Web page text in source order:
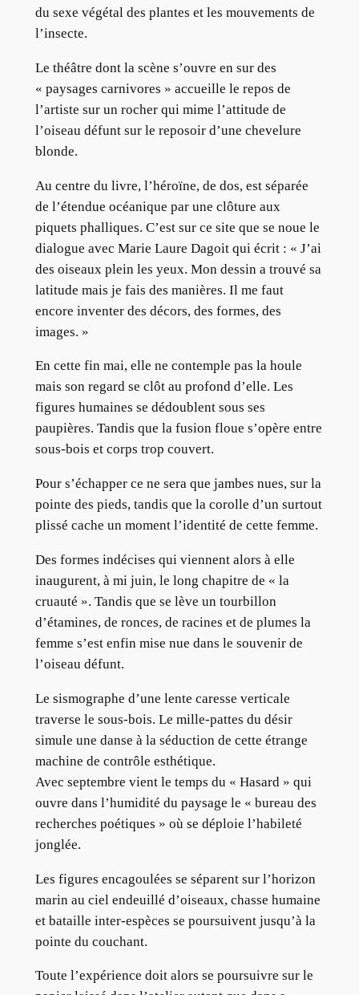
du sexe végétal des plantes et les mouvements de
l’insecte.
Le théâtre dont la scène s’ouvre en sur des
« paysages carnivores » accueille le repos de
l’artiste sur un rocher qui mime l’attitude de
l’oiseau défunt sur le reposoir d’une chevelure
blonde.
Au centre du livre, l’héroïne, de dos, est séparée
de l’étendue océanique par une clôture aux
piquets phalliques. C’est sur ce site que se noue le
dialogue avec Marie Laure Dagoit qui écrit : « J’ai
des oiseaux plein les yeux. Mon dessin a trouvé sa
latitude mais je fais des manières. Il me faut
encore inventer des décors, des formes, des
images. »
En cette fin mai, elle ne contemple pas la houle
mais son regard se clôt au profond d’elle. Les
figures humaines se dédoublent sous ses
paupières. Tandis que la fusion floue s’opère entre
sous-bois et corps trop couvert.
Pour s’échapper ce ne sera que jambes nues, sur la
pointe des pieds, tandis que la corolle d’un surtout
plissé cache un moment l’identité de cette femme.
Des formes indécises qui viennent alors à elle
inaugurent, à mi juin, le long chapitre de « la
cruauté ». Tandis que se lève un tourbillon
d’étamines, de ronces, de racines et de plumes la
femme s’est enfin mise nue dans le souvenir de
l’oiseau défunt.
Le sismographe d’une lente caresse verticale
traverse le sous-bois. Le mille-pattes du désir
simule une danse à la séduction de cette étrange
machine de contrôle esthétique.
Avec septembre vient le temps du « Hasard » qui
ouvre dans l’humidité du paysage le « bureau des
recherches poétiques » où se déploie l’habileté
jonglée.
Les figures encagoulées se séparent sur l’horizon
marin au ciel endeuillé d’oiseaux, chasse humaine
et bataille inter-espèces se poursuivent jusqu’à la
pointe du couchant.
Toute l’expérience doit alors se poursuivre sur le